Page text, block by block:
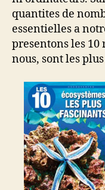
quantites de
essentielles a
presentons les
nous, sont les